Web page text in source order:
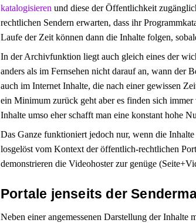
katalogisieren und diese der Öffentlichkeit
rechtlichen Sendern erwarten, dass ihr
Laufe der Zeit können dann die Inhalte folgen,
In der Archivfunktion liegt auch gleich eines der
anders als im Fernsehen nicht darauf an, wann der
auch im Internet Inhalte, die nach einer gewissen
ein Minimum zurück geht aber es finden sich
Inhalte umso eher schafft man eine konstant hohe
Das Ganze funktioniert jedoch nur, wenn die
losgelöst vom Kontext der öffentlich-rechtlichen
demonstrieren die Videohoster zur genüge
Portale jenseits der
Neben einer angemessenen Darstellung der